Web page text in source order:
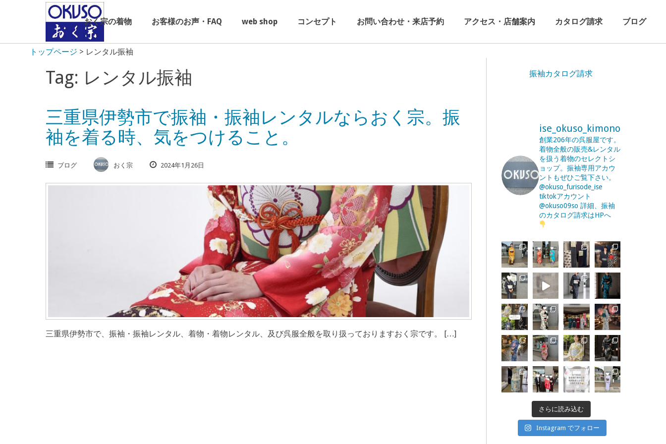
おく宗の着物 お客様のお声・FAQ web shop コンセプト お問い合わせ・来店予約 アクセス・店舗案内 カタログ請求 ブログ
トップページ > レンタル振袖
Tag: レンタル振袖
三重県伊勢市で振袖・振袖レンタルならおく宗。振
袖を着る時、気をつけること。
ブログ おく宗 2024年1月26日
三重県伊勢市で、振袖・振袖レンタル、着物・着物レンタル、及び呉服全般を取り扱っておりますおく宗です。 […]
振袖カタログ請求
ise_okuso_kimono
創業206年の呉服屋です。
着物全般の販売&レンタル
を扱う着物のセレクトシ
ョップ。振袖専用アカウ
ントもぜひご覧下さい。
@okuso_furisode_ise
tiktokアカウント
@okuso09so 詳細、振袖
のカタログ請求はHPへ
さらに読み込む
Instagram でフォロー